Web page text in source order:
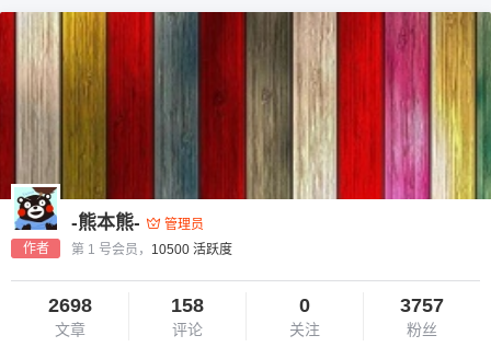
作者
-熊本熊-
管理员
第 1 号会员， 10500 活跃度
2698
文章
158
评论
0
关注
3757
粉丝